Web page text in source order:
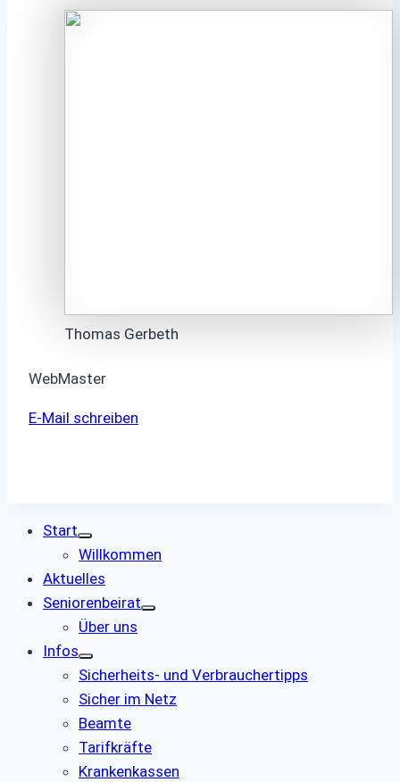
Thomas Gerbeth
WebMaster
E-Mail schreiben
Start
Willkommen
Aktuelles
Seniorenbeirat
Über uns
Infos
Sicherheits- und Verbrauchertipps
Sicher im Netz
Beamte
Tarifkräfte
Krankenkassen